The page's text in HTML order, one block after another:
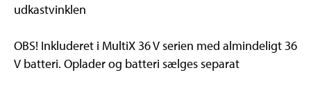
udkastvinklen
OBS! Inkluderet i MultiX 36 V serien med almindeligt 36
V batteri. Oplader og batteri sælges separat